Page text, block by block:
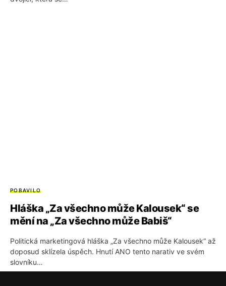
POBAVILO
Hláška „Za všechno může Kalousek“ se
mění na „Za všechno může Babiš“
Politická marketingová hláška „Za všechno může Kalousek“ až
doposud sklízela úspěch. Hnutí ANO tento narativ ve svém
slovníku…